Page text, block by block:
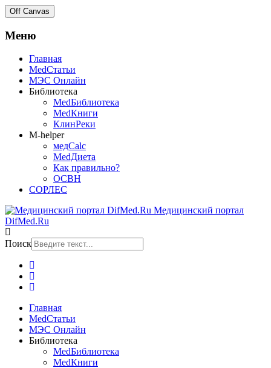
Off Canvas
Меню
Главная
MedСтатьи
МЭС Онлайн
Библиотека
MedБиблиотека
MedКниги
КлинРеки
M-helper
медCalc
MedДиета
Как правильно?
ОСВН
СОРЛЕС
Медицинский портал
DifMed.Ru
Поиск
Главная
MedСтатьи
МЭС Онлайн
Библиотека
MedБиблиотека
MedКниги